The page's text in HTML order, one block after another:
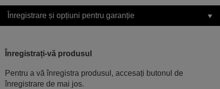
Înregistrare și opțiuni pentru garanție
Înregistrați-vă produsul
Pentru a vă înregistra produsul, accesați butonul de
înregistrare de mai jos.